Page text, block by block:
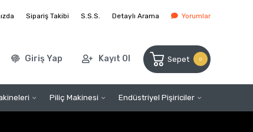
Sipariş Takibi S.S.S. Detaylı Arama Yorumlar
Giriş Yap Kayıt Ol Sepet 0
Piliç Makinesi Endüstriyel Pişiriciler